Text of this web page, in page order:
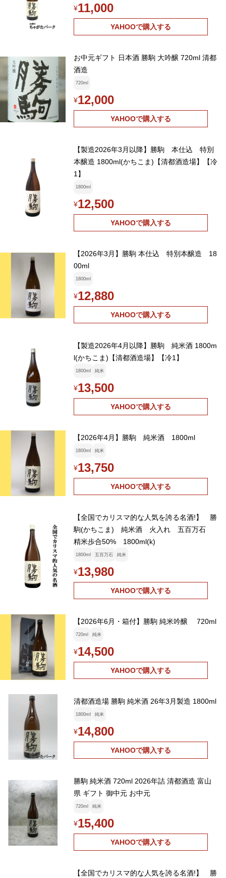
¥11,000
YAHOOで購入する
お中元ギフト 日本酒 勝駒 大吟醸 720ml 清都
酒造
720ml
¥12,000
YAHOOで購入する
【製造2026年3月以降】勝駒 本仕込 特別
本醸造 1800ml(かちこま)【清都酒造場】【冷
1】
1800ml
¥12,500
YAHOOで購入する
【2026年3月】勝駒 本仕込 特別本醸造 18
00ml
1800ml
¥12,880
YAHOOで購入する
【製造2026年4月以降】勝駒 純米酒 1800m
l(かちこま)【清都酒造場】【冷1】
1800ml 純米
¥13,500
YAHOOで購入する
【2026年4月】勝駒 純米酒 1800ml
1800ml 純米
¥13,750
YAHOOで購入する
【全国でカリスマ的な人気を誇る名酒!】 勝
駒(かちこま) 純米酒 火入れ 五百万石
精米歩合50% 1800ml(k)
1800ml 五百万石 純米
¥13,980
YAHOOで購入する
【2026年6月・箱付】勝駒 純米吟醸 720ml
720ml 純米
¥14,500
YAHOOで購入する
清都酒造場 勝駒 純米酒 26年3月製造 1800ml
1800ml 純米
¥14,800
YAHOOで購入する
勝駒 純米酒 720ml 2026年詰 清都酒造 富山
県 ギフト 御中元 お中元
720ml 純米
¥15,400
YAHOOで購入する
【全国でカリスマ的な人気を誇る名酒!】 勝